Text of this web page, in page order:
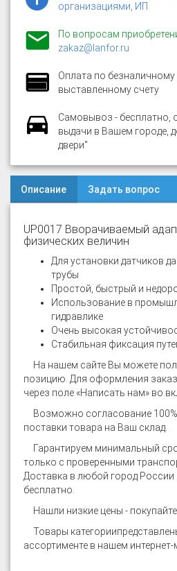
организациями, ИП
По вопросам
zakaz@lanfor.ru
Оплата по безналичному
выставленному счету
Самовывоз - бесплатно,
выдачи в Вашем городе,
двери"
Описание Задать вопрос
UP0017 Вворачиваемый
физических величин
Для установки датчиков
трубы
Простой, быстрый и
Использование в
гидравлике
Очень высокая
Стабильная фиксация
На нашем сайте Вы можете
позицию. Для оформления
через поле «Написать нам» во
Возможно согласование
поставки товара на Ваш склад.
Гарантируем минимальный
только с проверенными
Доставка в любой город России
бесплатно.
Нашли низкие цены - покупайте
Товары категории
ассортименте в нашем интернет-